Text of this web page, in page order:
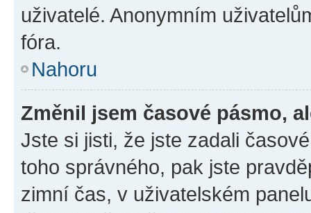
uživatelé. Anonymním
fóra.
Nahoru
Změnil jsem časové pásmo,
Jste si jisti, že jste zadali
toho správného, pak jste
zimní čas, v uživatelském